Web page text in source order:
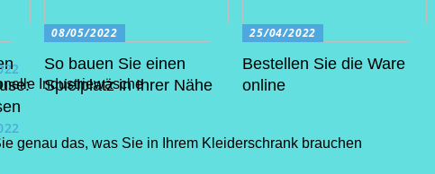
08/05/2022
So bauen Sie einen
Spielplatz in Ihrer Nähe
25/04/2022
Bestellen Sie die Ware
online
Industriewäsche
genau das, was Sie in Ihrem Kleiderschrank brauchen